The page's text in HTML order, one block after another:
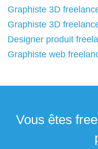
Graphiste 3D
Graphiste 3D
Designer produit
Graphiste web
Vous êtes